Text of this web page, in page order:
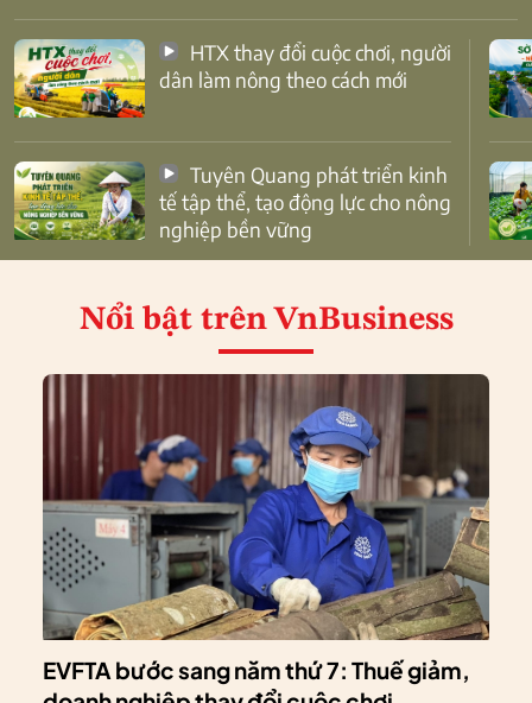
dân làm nông theo cách mới
tế tập thể, tạo động lực cho nông
nghiệp bền vững
Nổi bật trên VnBusiness
EVFTA bước sang năm thứ 7: Thuế giảm,